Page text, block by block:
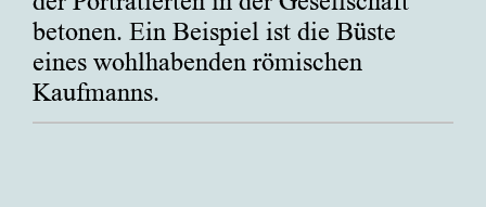
betonen. Ein Beispiel ist die Büste
eines wohlhabenden römischen
Kaufmanns.